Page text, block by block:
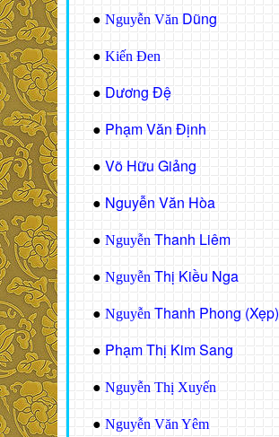
● Nguyễn Văn Dũng
● Kiến Đen
● Dương Đệ
● Phạm Văn Định
● Võ Hữu Giảng
● Nguyễn Văn Hòa
● Nguyễn Thanh Liêm
● Nguyễn Thị Kiều Nga
● Nguyễn Thanh Phong (Xẹp)
● Phạm Thị Kim Sang
● Nguyễn Thị Xuyến
● Nguyễn Văn Yêm